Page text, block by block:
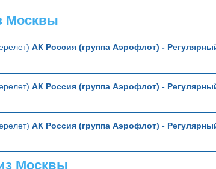
Москвы
АК Россия (группа Аэрофлот) -
АК Россия (группа Аэрофлот) -
АК Россия (группа Аэрофлот) -
Москвы